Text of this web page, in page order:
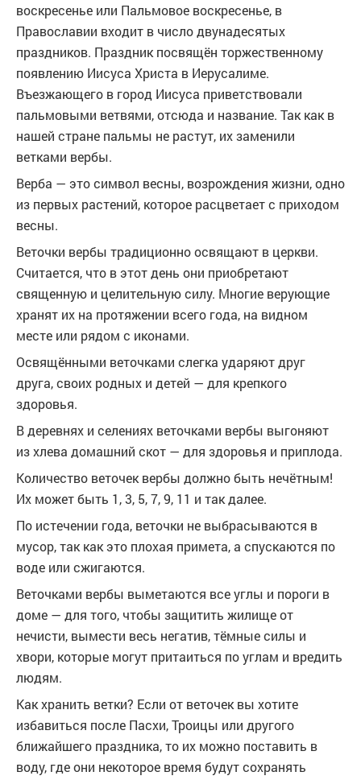
воскресенье или Пальмовое воскресенье, в
Православии входит в число двунадесятых
праздников. Праздник посвящён торжественному
появлению Иисуса Христа в Иерусалиме.
Въезжающего в город Иисуса приветствовали
пальмовыми ветвями, отсюда и название. Так как в
нашей стране пальмы не растут, их заменили
ветками вербы.
Верба — это символ весны, возрождения жизни, одно
из первых растений, которое расцветает с приходом
весны.
Веточки вербы традиционно освящают в церкви.
Считается, что в этот день они приобретают
священную и целительную силу. Многие верующие
хранят их на протяжении всего года, на видном
месте или рядом с иконами.
Освящёнными веточками слегка ударяют друг
друга, своих родных и детей — для крепкого
здоровья.
В деревнях и селениях веточками вербы выгоняют
из хлева домашний скот — для здоровья и приплода.
Количество веточек вербы должно быть нечётным!
Их может быть 1, 3, 5, 7, 9, 11 и так далее.
По истечении года, веточки не выбрасываются в
мусор, так как это плохая примета, а спускаются по
воде или сжигаются.
Веточками вербы выметаются все углы и пороги в
доме — для того, чтобы защитить жилище от
нечисти, вымести весь негатив, тёмные силы и
хвори, которые могут притаиться по углам и вредить
людям.
Как хранить ветки? Если от веточек вы хотите
избавиться после Пасхи, Троицы или другого
ближайшего праздника, то их можно поставить в
воду, где они некоторое время будут сохранять